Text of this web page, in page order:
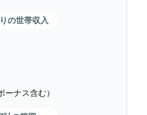
の世帯収入
ーナス含む）